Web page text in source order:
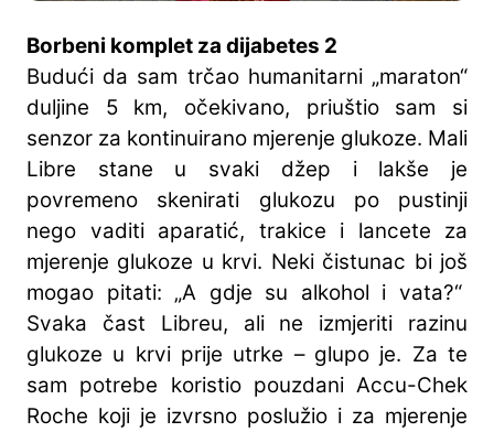
Borbeni komplet za dijabetes 2
Budući da sam trčao humanitarni „maraton“
duljine 5 km, očekivano, priuštio sam si
senzor za kontinuirano mjerenje glukoze. Mali
Libre stane u svaki džep i lakše je
povremeno skenirati glukozu po pustinji
nego vaditi aparatić, trakice i lancete za
mjerenje glukoze u krvi. Neki čistunac bi još
mogao pitati: „A gdje su alkohol i vata?“
Svaka čast Libreu, ali ne izmjeriti razinu
glukoze u krvi prije utrke – glupo je. Za te
sam potrebe koristio pouzdani Accu-Chek
Roche koji je izvrsno poslužio i za mjerenje